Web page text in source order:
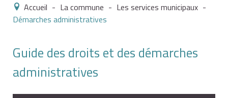
Accueil - La commune - Les services municipaux -
Démarches administratives
Guide des droits et des démarches
administratives